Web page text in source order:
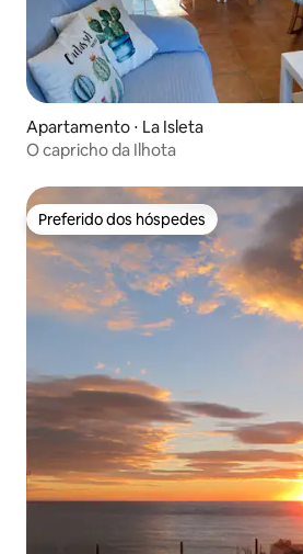
Apartamento ⋅ La Isleta
O capricho da Ilhota
Preferido dos hóspedes
Preferido dos hóspedes